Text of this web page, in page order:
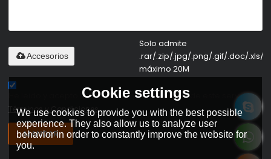
Solo admite
.rar/.zip/.jpg/.png/.gif/.doc/.xls/
máximo 20M
Accesorios
He leido y acepto los Términos y Condiciones de este servicio,
Términos y Condiciones
MANDAR
Cookie settings
We use cookies to provide you with the best possible
experience. They also allow us to analyze user
behavior in order to constantly improve the website for
you.